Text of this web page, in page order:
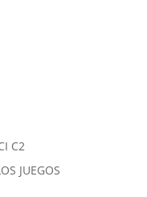
C2
JUEGOS